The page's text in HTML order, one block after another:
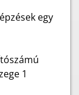
egy
1